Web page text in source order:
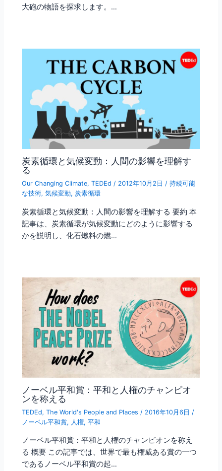
大砲の物語を探求します。…
炭素循環と気候変動：人間の影響を理解す
る
Our Changing Climate,TEDEd / 2012年10月2日/持続可能
な技術,気候変動,炭素循環
炭素循環と気候変動：人間の影響を理解する 要約 本
記事は、炭素循環が気候変動にどのように影響する
かを説明し、化石燃料の燃…
ノーベル平和賞：平和と人権のチャンピオ
ンを称える
TEDEd,The World's People and Places / 2016年10月6日 /
ノーベル平和賞, 人権,平和
ノーベル平和賞：平和と人権のチャンピオンを称え
る 概要 この記事では、世界で最も権威ある賞の一つ
であるノーベル平和賞の起…